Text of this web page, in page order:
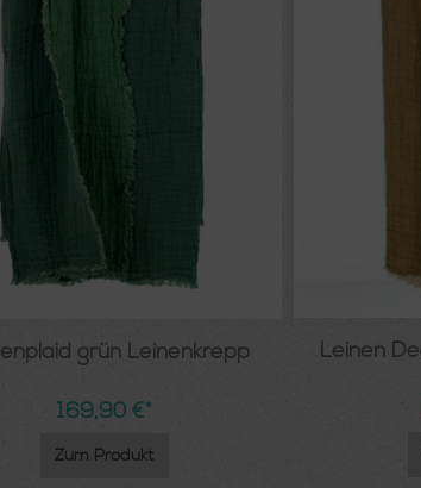
grün Leinenkrepp
169,90 €*
Zum Produkt